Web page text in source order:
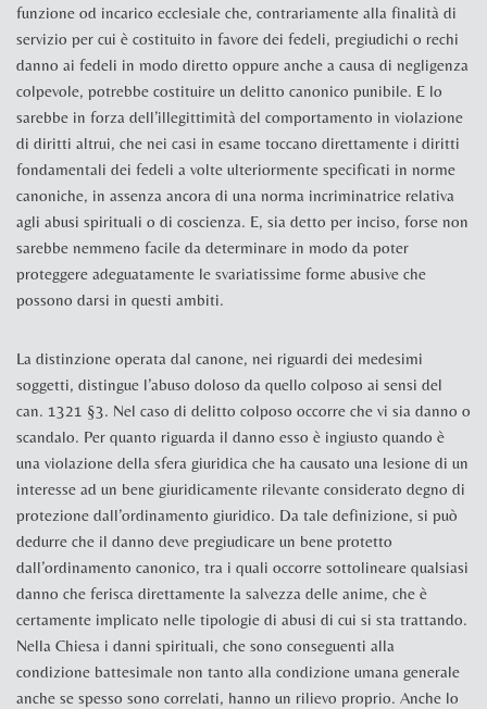
funzione od incarico ecclesiale che, contrariamente alla finalità di
servizio per cui è costituito in favore dei fedeli, pregiudichi o rechi
danno ai fedeli in modo diretto oppure anche a causa di negligenza
colpevole, potrebbe costituire un delitto canonico punibile. E lo
sarebbe in forza dell’illegittimità del comportamento in violazione
di diritti altrui, che nei casi in esame toccano direttamente i diritti
fondamentali dei fedeli a volte ulteriormente specificati in norme
canoniche, in assenza ancora di una norma incriminatrice relativa
agli abusi spirituali o di coscienza. E, sia detto per inciso, forse non
sarebbe nemmeno facile da determinare in modo da poter
proteggere adeguatamente le svariatissime forme abusive che
possono darsi in questi ambiti.
La distinzione operata dal canone, nei riguardi dei medesimi
soggetti, distingue l’abuso doloso da quello colposo ai sensi del
can. 1321 §3. Nel caso di delitto colposo occorre che vi sia danno o
scandalo. Per quanto riguarda il danno esso è ingiusto quando è
una violazione della sfera giuridica che ha causato una lesione di un
interesse ad un bene giuridicamente rilevante considerato degno di
protezione dall’ordinamento giuridico. Da tale definizione, si può
dedurre che il danno deve pregiudicare un bene protetto
dall’ordinamento canonico, tra i quali occorre sottolineare qualsiasi
danno che ferisca direttamente la salvezza delle anime, che è
certamente implicato nelle tipologie di abusi di cui si sta trattando.
Nella Chiesa i danni spirituali, che sono conseguenti alla
condizione battesimale non tanto alla condizione umana generale
anche se spesso sono correlati, hanno un rilievo proprio. Anche lo